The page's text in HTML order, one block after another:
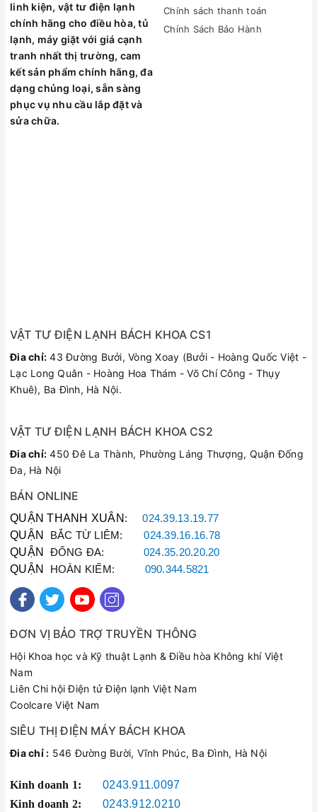
Máy xay sinh tố Panasonic PASO-MX-GX1511WRA sở hữu
dung tích 1.5L giúp xay thực phẩm được nhiều hơn, cả gia
đình có thể dễ dàng thưởng thức những món nước uống đầy
dinh dưỡng. Trên cối xay có thang đo mực nước, với mỗi nấc
hiển thị tương ứng 250ml, nhờ vậy bạn dễ dàng căn chỉnh
nguyên liệu cũng như lượng nước để chế biến đầy đủ cho
người thân, bạn bè. Cối xay lớn được thiết kế bằng nhựa cao
cấp trong suốt dễ dàng quan sát thực phẩm đang xay, đồng
linh kiện, vật tư điện lạnh
chính hãng cho điều hòa, tủ
lạnh, máy giặt với giá cạnh
tranh nhất thị trường, cam
kết sản phẩm chính hãng, đa
dạng chủng loại, sẵn sàng
phục vụ nhu cầu lắp đặt và
sửa chữa.
Chính sách thanh toán
Chính Sách Bảo Hành
VẬT TƯ ĐIỆN LẠNH BÁCH KHOA CS1
Đia chỉ: 43 Đường Bưởi, Vòng Xoay (Bưởi - Hoàng Quốc Việt -
Lạc Long Quân - Hoàng Hoa Thám - Võ Chí Công - Thụy
Khuê), Ba Đình, Hà Nội.
VẬT TƯ ĐIỆN LẠNH BÁCH KHOA CS2
Đia chỉ: 450 Đê La Thành, Phường Láng Thượng, Quận Đống
Đa, Hà Nội
BÁN ONLINE
QUẬN THANH XUÂN :024.39.13.19.77
QUẬN BẮC TỪ LIÊM:024.39.16.16.78
QUẬN ĐỐNG ĐA: 024.35.20.20.20
QUẬN HOÀN KIẾM: 090.344.5821
ĐƠN VỊ BẢO TRỢ TRUYỀN THÔNG
Hội Khoa học và Kỹ thuật Lạnh & Điều hòa Không khí Việt
Nam
Liên Chi hội Điện tử Điện lạnh Việt Nam
Coolcare Việt Nam
SIÊU THỊ ĐIỆN MÁY BÁCH KHOA
Đia chỉ : 546 Đường Bười, Vĩnh Phúc, Ba Đình, Hà Nội
Kinh doanh 1:
0243.911.0097
Kinh doanh 2:
0243.912.0210